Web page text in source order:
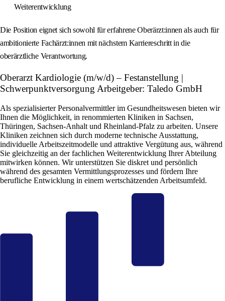
Weiterentwicklung
Die Position eignet sich sowohl für erfahrene Oberärzt:innen als auch für
ambitionierte Fachärzt:innen mit nächstem Karriereschritt in die
oberärztliche Verantwortung.
Oberarzt Kardiologie (m/w/d) – Festanstellung |
Schwerpunktversorgung Arbeitgeber: Taledo GmbH
Als spezialisierter Personalvermittler im Gesundheitswesen bieten wir
Ihnen die Möglichkeit, in renommierten Kliniken in Sachsen,
Thüringen, Sachsen-Anhalt und Rheinland-Pfalz zu arbeiten. Unsere
Kliniken zeichnen sich durch moderne technische Ausstattung,
individuelle Arbeitszeitmodelle und attraktive Vergütung aus, während
Sie gleichzeitig an der fachlichen Weiterentwicklung Ihrer Abteilung
mitwirken können. Wir unterstützen Sie diskret und persönlich
während des gesamten Vermittlungsprozesses und fördern Ihre
berufliche Entwicklung in einem wertschätzenden Arbeitsumfeld.